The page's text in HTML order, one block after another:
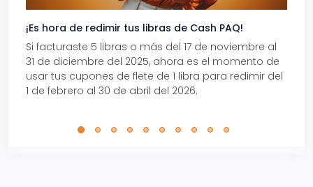
¡Es hora de redimir tus libras de Cash PAQ!
Si facturaste 5 libras o más del 17 de noviembre al
31 de diciembre del 2025, ahora es el momento de
usar tus cupones de flete de 1 libra para redimir del
1 de febrero al 30 de abril del 2026.